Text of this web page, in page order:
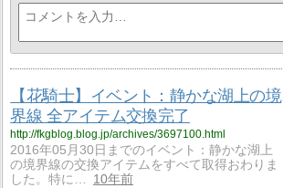
【花騎士】イベント：静かな湖上の境
界線 全アイテム交換完了
http://fkgblog.blog.jp/archives/3697100.html
2016年05月30日までのイベント：静かな湖上
の境界線の交換アイテムをすべて取得おわりま
した。特に…
10年前